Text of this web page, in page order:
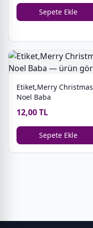
Sepete Ekle
Etiket,Merry Christmas
Noel Baba
12,00 TL
Sepete Ekle